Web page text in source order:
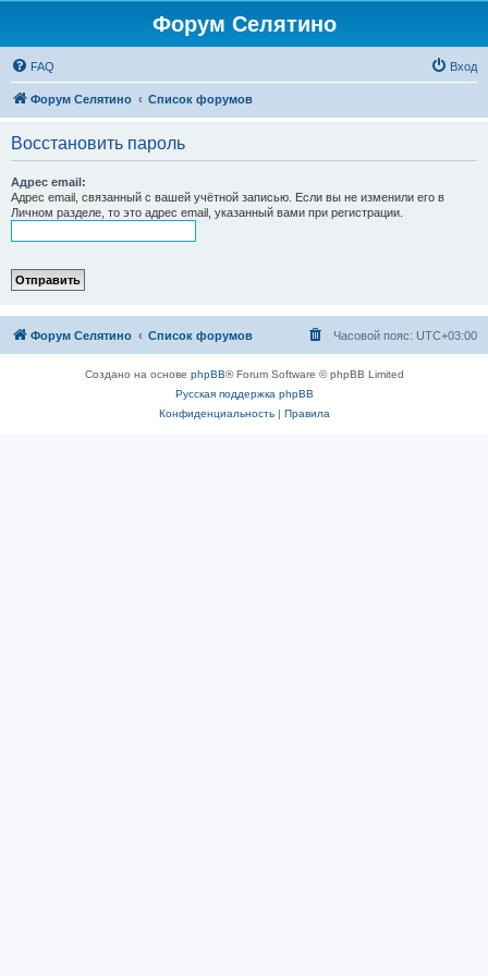
Форум Селятино
FAQ Вход
Форум Селятино Список форумов
Восстановить пароль
Адрес email:
Адрес email, связанный с вашей учётной записью. Если вы не изменили его в
Личном разделе, то это адрес email, указанный вами при регистрации.
Форум Селятино Список форумов Часовой пояс: UTC+03:00
Создано на основе phpBB® Forum Software © phpBB Limited
Русская поддержка phpBB
Конфиденциальность| Правила